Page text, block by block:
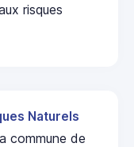
risques
Naturels
commune de